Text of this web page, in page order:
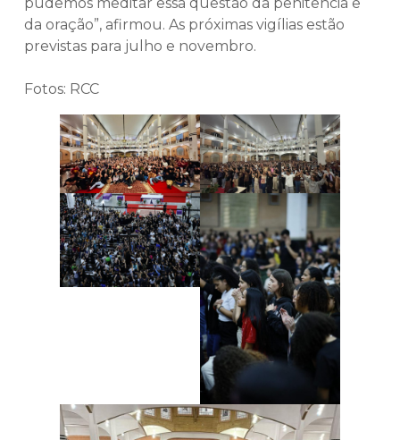
da oração”, afirmou. As próximas vigílias estão
previstas para julho e novembro.
Fotos: RCC